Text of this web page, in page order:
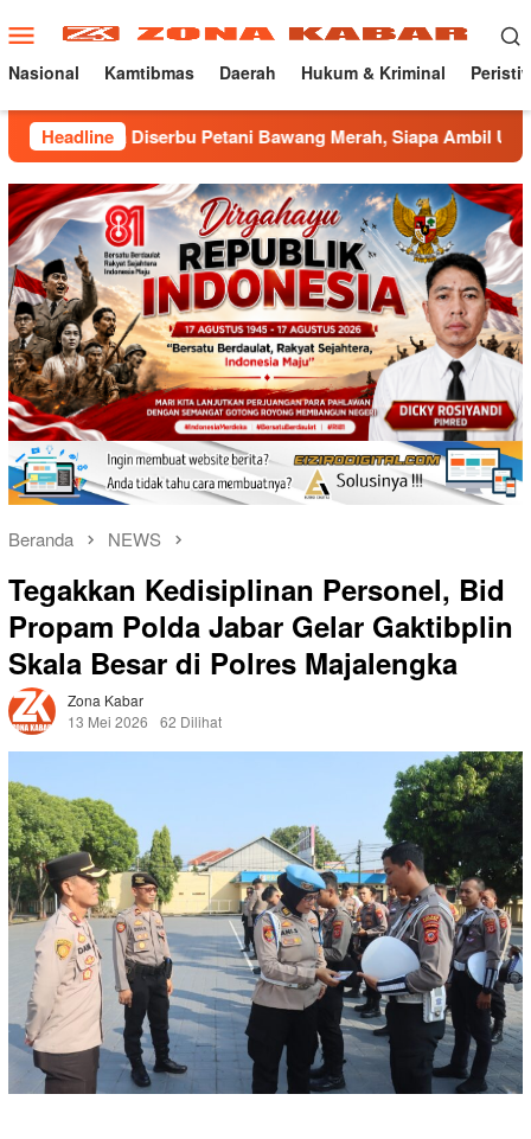
ke
konten
Menu
Mobile
Nasional Kamtibmas Daerah Hukum & Kriminal
HeadlinePetani Bawang Merah, Siapa Ambil Untung ???
Beranda NEWS
Tegakkan Kedisiplinan Personel, Bid
Propam Polda Jabar Gelar Gaktibplin
Skala Besar di Polres Majalengka
Zona Kabar
13 Mei 2026
62 Dilihat